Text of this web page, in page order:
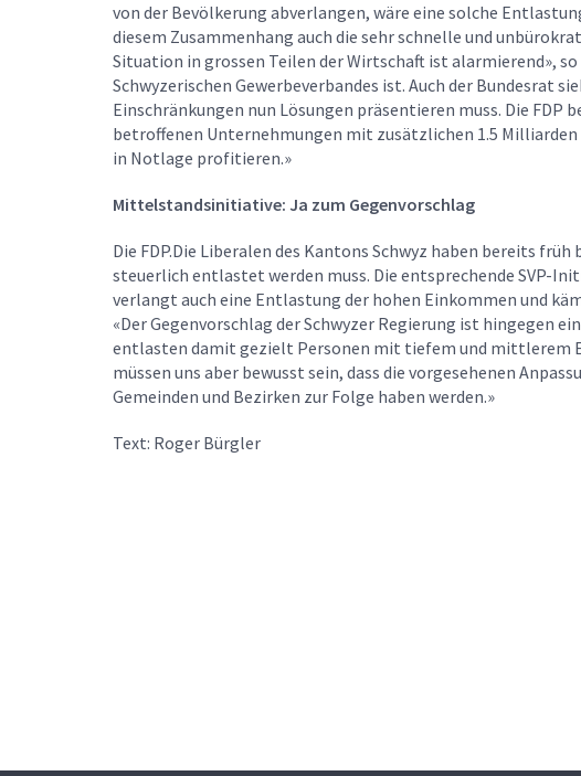
von der Bevölkerung abverlangen, wäre eine solche
diesem Zusammenhang auch die sehr schnelle und
Situation in grossen Teilen der Wirtschaft ist alarmierend»,
Schwyzerischen Gewerbeverbandes ist. Auch der Bundesrat
Einschränkungen nun Lösungen präsentieren muss. Die
betroffenen Unternehmungen mit zusätzlichen 1.5 Milliarden
in Notlage profitieren.»
Mittelstandsinitiative: Ja zum Gegenvorschlag
Die FDP.Die Liberalen des Kantons Schwyz haben bereits
steuerlich entlastet werden muss. Die entsprechende SVP-
verlangt auch eine Entlastung der hohen Einkommen und
«Der Gegenvorschlag der Schwyzer Regierung ist hingegen
entlasten damit gezielt Personen mit tiefem und mittlerem
müssen uns aber bewusst sein, dass die vorgesehenen
Gemeinden und Bezirken zur Folge haben werden.»
Text: Roger Bürgler